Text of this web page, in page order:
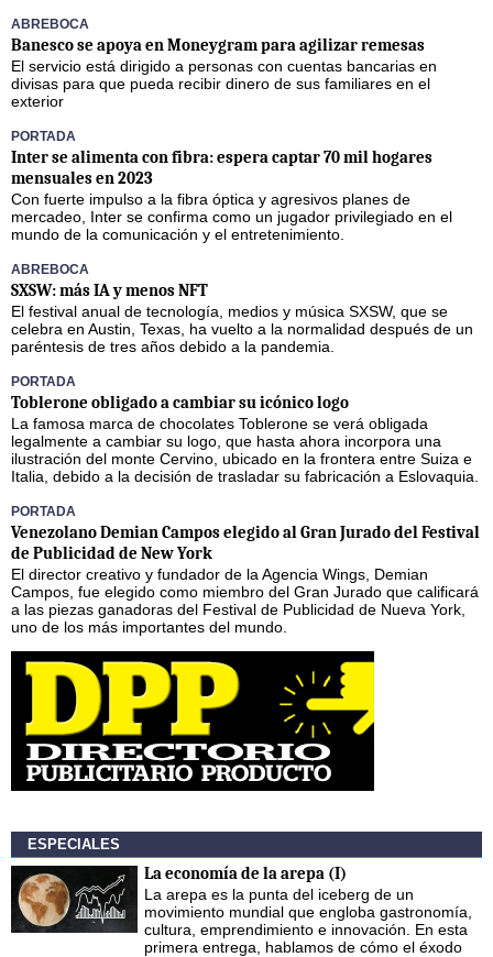
ABREBOCA
Banesco se apoya en Moneygram para agilizar remesas
El servicio está dirigido a personas con cuentas bancarias en
divisas para que pueda recibir dinero de sus familiares en el
exterior
PORTADA
Inter se alimenta con fibra: espera captar 70 mil hogares
mensuales en 2023
Con fuerte impulso a la fibra óptica y agresivos planes de
mercadeo, Inter se confirma como un jugador privilegiado en el
mundo de la comunicación y el entretenimiento.
ABREBOCA
SXSW: más IA y menos NFT
El festival anual de tecnología, medios y música SXSW, que se
celebra en Austin, Texas, ha vuelto a la normalidad después de un
paréntesis de tres años debido a la pandemia.
PORTADA
Toblerone obligado a cambiar su icónico logo
La famosa marca de chocolates Toblerone se verá obligada
legalmente a cambiar su logo, que hasta ahora incorpora una
ilustración del monte Cervino, ubicado en la frontera entre Suiza e
Italia, debido a la decisión de trasladar su fabricación a Eslovaquia.
PORTADA
Venezolano Demian Campos elegido al Gran Jurado del Festival
de Publicidad de New York
El director creativo y fundador de la Agencia Wings, Demian
Campos, fue elegido como miembro del Gran Jurado que calificará
a las piezas ganadoras del Festival de Publicidad de Nueva York,
uno de los más importantes del mundo.
ESPECIALES
La economía de la arepa (I)
La arepa es la punta del iceberg de un
movimiento mundial que engloba gastronomía,
cultura, emprendimiento e innovación. En esta
primera entrega, hablamos de cómo el éxodo